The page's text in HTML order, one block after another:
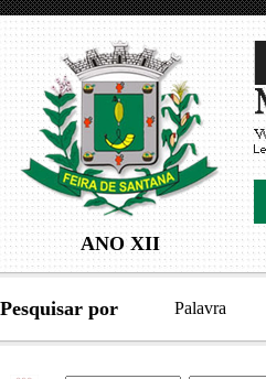
ANO XII
Pesquisar por Palavra